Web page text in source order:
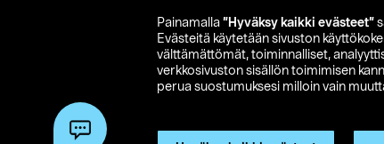
Painamalla ”Hyväksy kaikki evästeet”
Evästeitä käytetään sivuston
välttämättömät, toiminnalliset,
verkkosivuston sisällön toimimisen
perua suostumuksesi milloin vain